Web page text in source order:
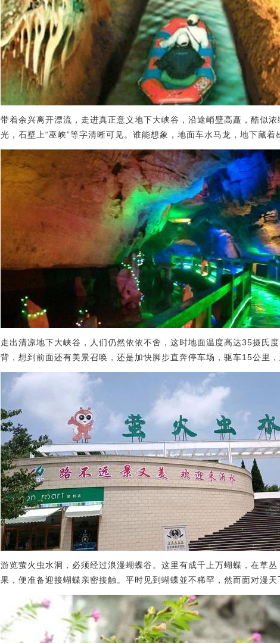
带着余兴离开漂流，走进真正意义地下大峡谷，沿途峭壁高矗，酷似
光，石壁上“巫峡”等字清晰可见。谁能想象，地面车水马龙，地下藏着
走出清凉地下大峡谷，人们仍然依依不舍，这时地面温度高达35摄氏
背，想到前面还有美景召唤，还是加快脚步直奔停车场，驱车15公里，
游览萤火虫水洞，必须经过浪漫蝴蝶谷。这里有成千上万蝴蝶，在草
果，便准备迎接蝴蝶亲密接触。平时见到蝴蝶並不稀罕，然而面对漫